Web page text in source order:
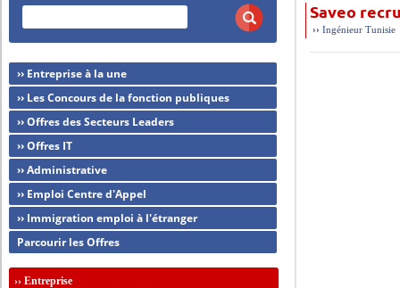
Saveo
››Ingénieur Tunisie
›› Entreprise à la une
›› Les Concours de la fonction publiques
›› Offres des Secteurs Leaders
›› Offres IT
›› Administrative
›› Emploi Centre d'Appel
›› Immigration emploi à l'étranger
Parcourir les Offres
››Entreprise